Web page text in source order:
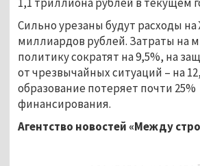
Сильно урезаны будут расходы на
миллиардов рублей. Затраты на
политику сократят на 9,5%, на
от чрезвычайных ситуаций – на
образование потеряет почти 25%
финансирования.
Агентство новостей «Между